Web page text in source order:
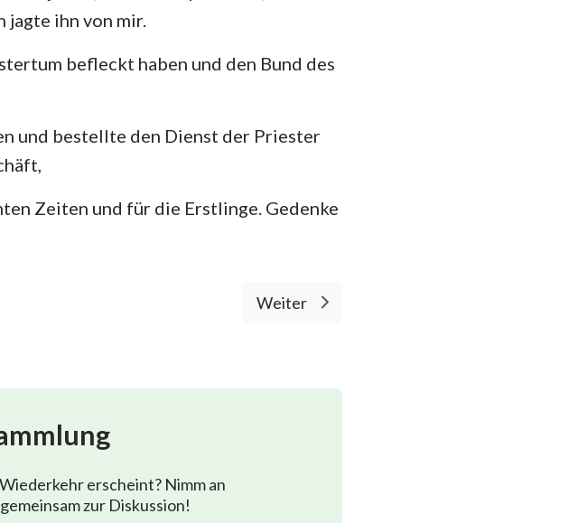
jagte ihn von mir.
befleckt haben und den Bund des
und bestellte den Dienst der Priester
Zeiten und für die Erstlinge. Gedenke
Weiter
erscheint? Nimm an
zur Diskussion!